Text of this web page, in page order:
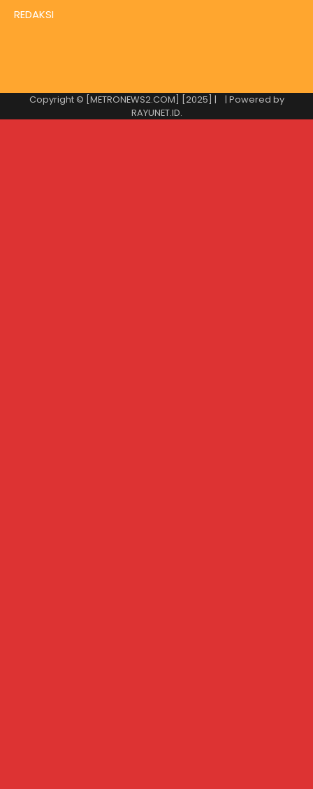
REDAKSI
Copyright © [METRONEWS2.COM] [2025] |
| Powered by
RAYUNET.ID.